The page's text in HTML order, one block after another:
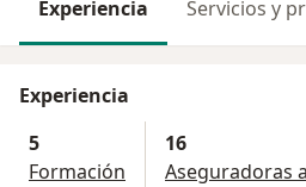
Experiencia Servicios y
Experiencia
5
Formación
16
Aseguradoras